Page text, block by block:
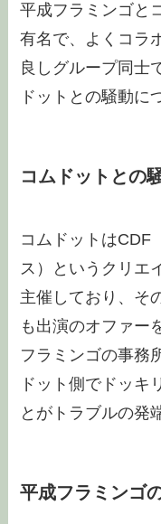
平成フラミンゴと
有名で、よくコラ
良しグループ同士
ドットとの騒動に
コムドットとの
コムドットはCDF
ス）というクリエ
主催しており、そ
も出演のオファー
フラミンゴの事務
ドット側でドッキ
とがトラブルの発
平成フラミンゴ